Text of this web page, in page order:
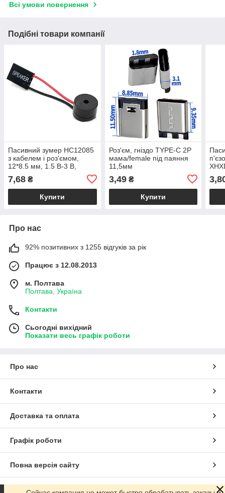
Всі умови повернення
Подібні товари компанії
Пасивний зумер HC12085
з кабелем і роз'ємом,
12*8.5 мм, 1.5 В-3 В,
7,68 ₴
Купити
Роз'єм, гніздо TYPE-C 2P
мама/female під паяння
11,5мм
3,49₴
Купити
Про нас
92% позитивних з 1255 відгуків за рік
Працює з 12.08.2013
м. Полтава
Полтава, Україна
Контакти
Сьогодні вихідний
Показати весь графік роботи
Про нас
Контакти
Доставка та оплата
Графік роботи
Повна версія сайту
Сайт створено на маркетплейсі Prom.ua